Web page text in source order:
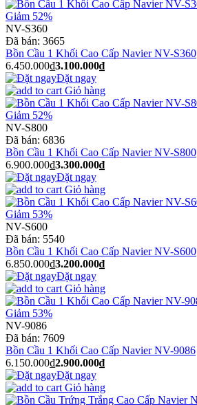
Giảm 52%
NV-S360
Đã bán: 3665
Bồn Cầu 1 Khối Cao Cấp Navier NV-S360
6.450.000₫3.100.000₫
Đặt ngay
Giỏ hàng
Giảm 52%
NV-S800
Đã bán: 6836
Bồn Cầu 1 Khối Cao Cấp Navier NV-S800
6.900.000₫3.300.000₫
Đặt ngay
Giỏ hàng
Giảm 53%
NV-S600
Đã bán: 5540
Bồn Cầu 1 Khối Cao Cấp Navier NV-S600
6.850.000₫3.200.000₫
Đặt ngay
Giỏ hàng
Giảm 53%
NV-9086
Đã bán: 7609
Bồn Cầu 1 Khối Cao Cấp Navier NV-9086
6.150.000₫2.900.000₫
Đặt ngay
Giỏ hàng